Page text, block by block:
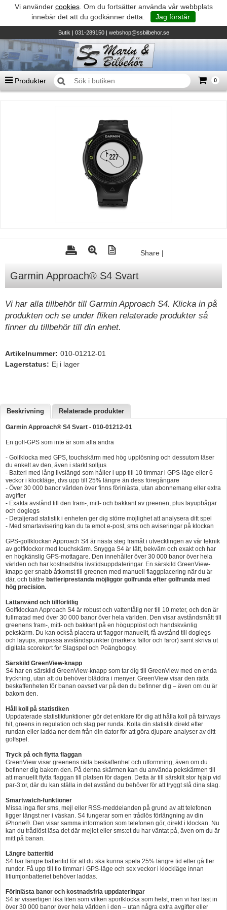
Vi använder cookies. Om du fortsätter använda vår webbplats
innebär det att du godkänner detta.
Jag förstår
Butik| 031-289150 | webshop@ssbilbehor.se
Produkter 0
TILL KASSAN
Biltillbehör och reservdelar - BDS
TK Trailer
Yanmar Servicedelar
Yamaha Servicedelar
Garmin
Simrad
Hummertina
Varta - Batterier
Victron - Batteriladdare
CTEK - Batteriladdare
Kamasa Tools - Verktyg
Calix - Packline - Takboxar
Thule - Takboxar
Thule - Lasthållare
LAGERRENSING
Begagnade Motorer & Båtar
Share |
Garmin Approach® S4 Svart
Vi har alla tillbehör till Garmin Approach S4. Klicka in på
produkten och se under fliken relaterade produkter så
finner du tillbehör till din enhet.
Artikelnummer: 010-01212-01
Lagerstatus: Ej i lager
Beskrivning Relaterade produkter
Garmin Approach® S4 Svart - 010-01212-01
En golf-GPS som inte är som alla andra
- Golfklocka med GPS, touchskärm med hög upplösning och dessutom läser
du enkelt av den, även i starkt solljus
- Batteri med lång livslängd som håller i upp till 10 timmar i GPS-läge eller 6
veckor i klockläge, dvs upp till 25% längre än dess föregångare
- Över 30 000 banor världen över finns förinlästa, utan abonnemang eller extra
avgifter
- Exakta avstånd till den fram-, mitt- och bakkant av greenen, plus layupbågar
och doglegs
- Detaljerad statistik i enheten ger dig större möjlighet att analysera ditt spel
- Med smartavisering kan du ta emot e-post, sms och aviseringar på klockan
GPS-golfklockan Approach S4 är nästa steg framåt i utvecklingen av vår teknik
av golfklockor med touchskärm. Snygga S4 är lätt, bekväm och exakt och har
en högkänslig GPS-mottagare. Den innehåller över 30 000 banor över hela
världen och har kostnadsfria livstidsuppdateringar. En särskild GreenView-
knapp ger snabb åtkomst till greenen med manuell flaggplacering när du är
där, och bättre batteriprestanda möjliggör golfrunda efter golfrunda med
hög precision.
Lättanvänd och tillförlitlig
Golfklockan Approach S4 är robust och vattentålig ner till 10 meter, och den är
fullmatad med över 30 000 banor över hela världen. Den visar avståndsmått till
greenens fram-, mitt- och bakkant på en högupplöst och handskvänlig
pekskärm. Du kan också placera ut flaggor manuellt, få avstånd till doglegs
och layups, anpassa avståndspunkter (markera fällor och faror) samt skriva ut
digitala scorekort för Slagspel och Poängbogey.
Särskild GreenView-knapp
S4 har en särskild GreenView-knapp som tar dig till GreenView med en enda
tryckning, utan att du behöver bläddra i menyer. GreenView visar den rätta
beskaffenheten för banan oavsett var på den du befinner dig – även om du är
bakom den.
Håll koll på statistiken
Uppdaterade statistikfunktioner gör det enklare för dig att hålla koll på fairways
hit, greens in regulation och slag per runda. Kolla din statistik direkt efter
rundan eller ladda ner dem från din dator för att göra djupare analyser av ditt
golfspel.
Tryck på och flytta flaggan
GreenView visar greenens rätta beskaffenhet och utformning, även om du
befinner dig bakom den. På denna skärmen kan du använda pekskärmen till
att manuellt flytta flaggan till platsen för dagen. Detta är till särskilt stor hjälp vid
par-3:or, där du kan ställa in det avstånd du behöver för att tryggt slå dina slag.
Smartwatch-funktioner
Missa inga fler sms, mejl eller RSS-meddelanden på grund av att telefonen
ligger längst ner i väskan. S4 fungerar som en trådlös förlängning av din
iPhone®. Den visar samma information som telefonen gör, direkt i klockan. Nu
kan du trådlöst läsa det där mejlet eller sms:et du har väntat på, även om du är
mitt på banan.
Längre batteritid
S4 har längre batteritid för att du ska kunna spela 25% längre tid eller gå fler
rundor. Få upp till tio timmar i GPS-läge och sex veckor i klockläge innan
litiumjonbatteriet behöver laddas.
Förinlästa banor och kostnadsfria uppdateringar
S4 är visserligen lika liten som vilken sportklocka som helst, men vi har läst in
över 30 000 banor över hela världen i den – utan några extra avgifter eller